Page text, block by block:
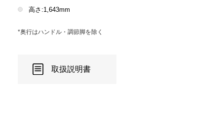
高さ:1,643mm
*奥行はハンドル・調節脚を除く
取扱説明書